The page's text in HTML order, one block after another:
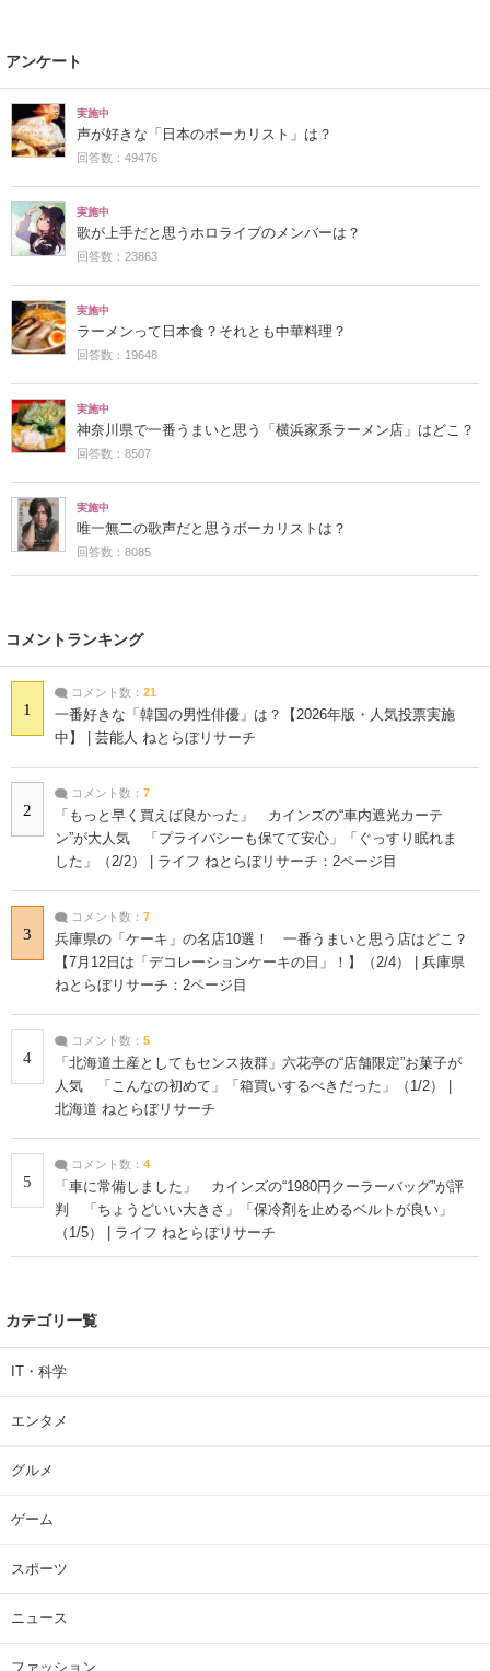
アンケート
実施中
声が好きな「日本のボーカリスト」は？
回答数：49476
実施中
歌が上手だと思うホロライブのメンバーは？
回答数：23863
実施中
ラーメンって日本食？それとも中華料理？
回答数：19648
実施中
神奈川県で一番うまいと思う「横浜家系ラーメン店」はどこ？
回答数：8507
実施中
唯一無二の歌声だと思うボーカリストは？
回答数：8085
コメントランキング
1
コメント数： 21
一番好きな「韓国の男性俳優」は？【2026年版・人気投票実施
中】 | 芸能人 ねとらぼリサーチ
2
コメント数： 7
「もっと早く買えば良かった」 カインズの“車内遮光カーテ
ン”が大人気 「プライバシーも保てて安心」「ぐっすり眠れま
した」（2/2） | ライフ ねとらぼリサーチ：2ページ目
3
コメント数： 7
兵庫県の「ケーキ」の名店10選！ 一番うまいと思う店はどこ？
【7月12日は「デコレーションケーキの日」！】（2/4） | 兵庫県
ねとらぼリサーチ：2ページ目
4
コメント数： 5
「北海道土産としてもセンス抜群」六花亭の“店舗限定”お菓子が
人気 「こんなの初めて」「箱買いするべきだった」（1/2） |
北海道 ねとらぼリサーチ
5
コメント数： 4
「車に常備しました」 カインズの“1980円クーラーバッグ”が評
判 「ちょうどいい大きさ」「保冷剤を止めるベルトが良い」
（1/5） | ライフ ねとらぼリサーチ
カテゴリ一覧
IT・科学
エンタメ
グルメ
ゲーム
スポーツ
ニュース
ファッション